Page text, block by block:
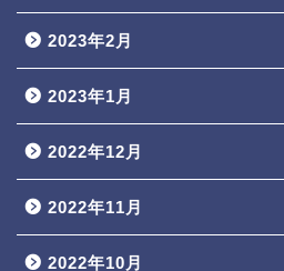
2023年2月
2023年1月
2022年12月
2022年11月
2022年10月